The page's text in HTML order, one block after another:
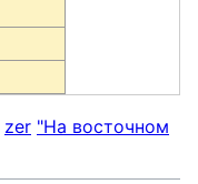
zer "На восточном